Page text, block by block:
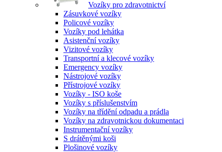
Vozíky pro zdravotnictví
Zásuvkové vozíky
Policové vozíky
Vozíky pod lehátka
Asistenční vozíky
Vizitové vozíky
Transportní a klecové vozíky
Emergency vozíky
Nástrojové vozíky
Přístrojové vozíky
Vozíky - ISO koše
Vozíky s příslušenstvím
Vozíky na třídění odpadu a prádla
Vozíky na zdravotnickou dokumentaci
Instrumentační vozíky
S drátěnými koši
Plošinové vozíky